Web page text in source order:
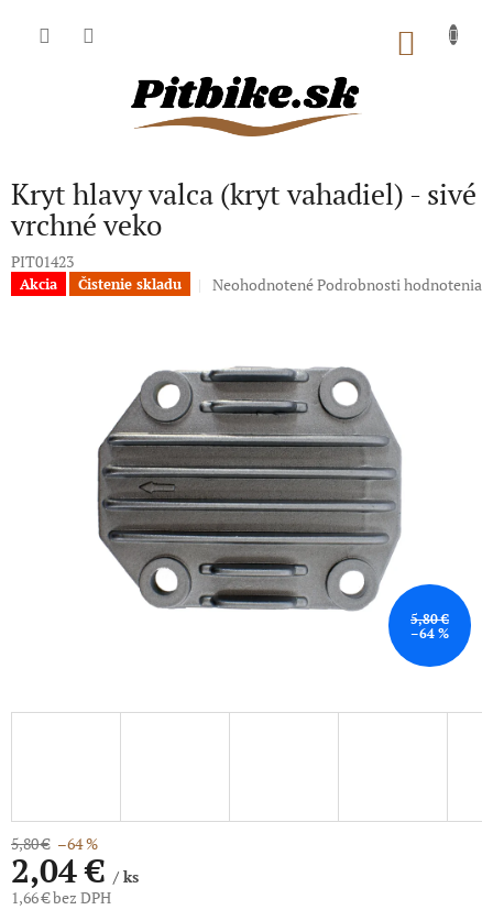
Kryt hlavy valca (kryt vahadiel) - sivé
vrchné veko
PIT01423
Akcia Čistenie skladu
Priemerné
0,0
z
5
hviezdičiek.
NeohodnotenéPodrobnosti hodnotenia
5,80 €
–64 %
5,80 € –64 %
2,04 €/ ks
1,66 € bez DPH